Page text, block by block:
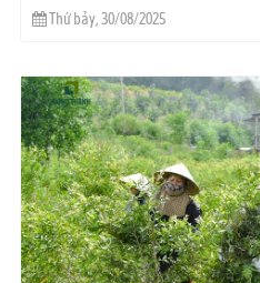
Thứ bảy, 30/08/2025